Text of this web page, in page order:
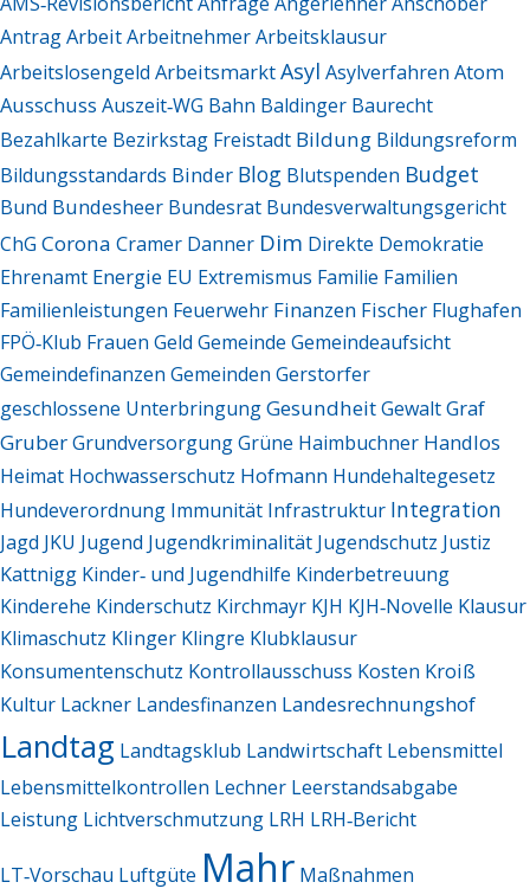
AntragArbeitArbeitnehmerArbeitsklausur
Arbeitslosengeld ArbeitsmarktAsyl Asylverfahren Atom
Ausschuss Auszeit‑WG Bahn Baldinger Baurecht
Bezahlkarte Bezirkstag Freistadt Bildung Bildungsreform
Bildungsstandards Binder Blog Blutspenden Budget
Bund Bundesheer Bundesrat Bundesverwaltungsgericht
ChG Corona Cramer Danner Dim Direkte Demokratie
Ehrenamt Energie EU Extremismus Familie Familien
Familienleistungen Feuerwehr Finanzen Fischer Flughafen
FPÖ‑Klub Frauen Geld Gemeinde Gemeindeaufsicht
Gemeindefinanzen Gemeinden Gerstorfer
geschlossene UnterbringungGesundheitGewaltGraf
GruberGrundversorgungGrüne Haimbuchner Handlos
Heimat Hochwasserschutz Hofmann Hundehaltegesetz
Hundeverordnung Immunität Infrastruktur Integration
Jagd JKU Jugend Jugendkriminalität Jugendschutz Justiz
Kattnigg Kinder‑ und Jugendhilfe Kinderbetreuung
Kinderehe Kinderschutz Kirchmayr KJH KJH‑Novelle Klausur
Klimaschutz Klinger Klingre Klubklausur
Konsumentenschutz Kontrollausschuss Kosten Kroiß
Kultur Lackner Landesfinanzen Landesrechnungshof
Landtag Landtagsklub Landwirtschaft Lebensmittel
Lebensmittelkontrollen Lechner Leerstandsabgabe
Leistung Lichtverschmutzung LRH LRH‑Bericht
LT‑Vorschau Luftgüte Mahr Maßnahmen